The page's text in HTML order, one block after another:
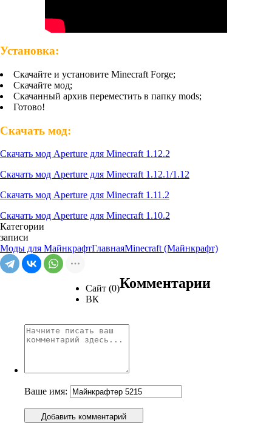
Установка:
Скачайте и установите Minecraft Forge;
Скачайте мод;
Скачанный архив переместить в папку mods;
Готово!
Скачать мод:
Скачать мод Aperture для Minecraft 1.12.2
Скачать мод Aperture для Minecraft 1.12.1/1.12
Скачать мод Aperture для Minecraft 1.11.2
Скачать мод Aperture для Minecraft 1.10.2
Категории
записи
Моды для МайнкрафтГлавнаяMinecraft (Майнкрафт)
Сайт (0)
ВК
Комментарии
Ваше имя:
Добавить комментарий